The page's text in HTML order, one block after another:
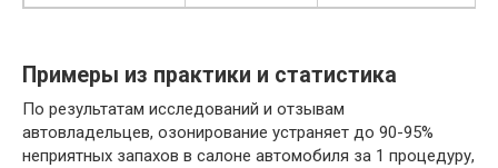
Примеры из практики и статистика
По результатам исследований и отзывам
автовладельцев, озонирование устраняет до 90-95%
неприятных запахов в салоне автомобиля за 1 процедуру,